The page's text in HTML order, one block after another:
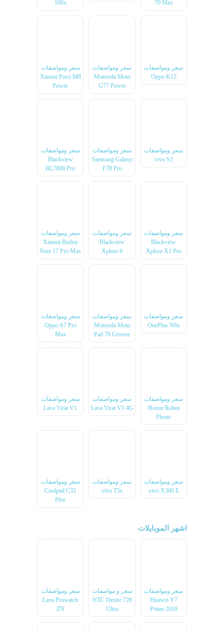
70 Max
100x
سعر ومواصفات
Oppo K15
سعر ومواصفات
Motorola Moto
G77 Power
سعر ومواصفات
Xiaomi Poco M8
Power
سعر ومواصفات
vivo S2
سعر ومواصفات
Samsung Galaxy
F70 Pro
سعر ومواصفات
Blackview
BL7000 Pro
سعر ومواصفات
Blackview
Xplore X1 Pro
سعر ومواصفات
Blackview
Xplore 6
سعر ومواصفات
Xiaomi Redmi
Note 17 Pro Max
سعر ومواصفات
OnePlus N6x
سعر ومواصفات
Motorola Moto
Pad 70 Groove
سعر ومواصفات
Oppo A7 Pro
Max
سعر ومواصفات
Honor Robot
Phone
سعر ومواصفات
Lava Virat V1 4G
سعر ومواصفات
Lava Virat V1
سعر ومواصفات
vivo X300 E
سعر ومواصفات
vivo T5e
سعر ومواصفات
Coolpad C35
Plus
اشهر الموبايلات
سعر ومواصفات
Huawei Y7
Prime 2018
سعر و مواصفات
HTC Desire 728
Ultra
سعر ومواصفات
Lava Prowatch
ZN